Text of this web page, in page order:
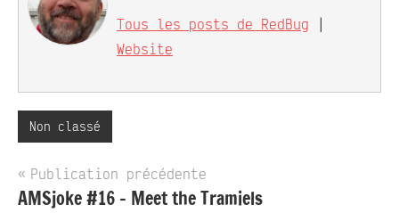
Tous les posts de RedBug |
Website
Non classé
Navigation
de
Publication précédente
AMSjoke #16 – Meet the Tramiels